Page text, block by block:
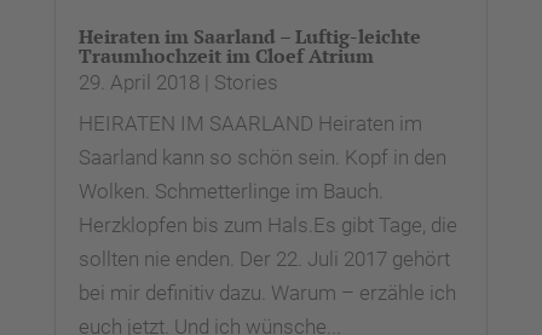
Heiraten im Saarland – Luftig-leichte
Traumhochzeit im Cloef Atrium
29. April 2018| Stories
HEIRATEN IM SAARLAND Heiraten im
Saarland kann so schön sein. Kopf in den
Wolken. Schmetterlinge im Bauch.
Herzklopfen bis zum Hals.Es gibt Tage, die
sollten nie enden. Der 22. Juli 2017 gehört
bei mir definitiv dazu. Warum – erzähle ich
euch jetzt. Und ich wünsche...